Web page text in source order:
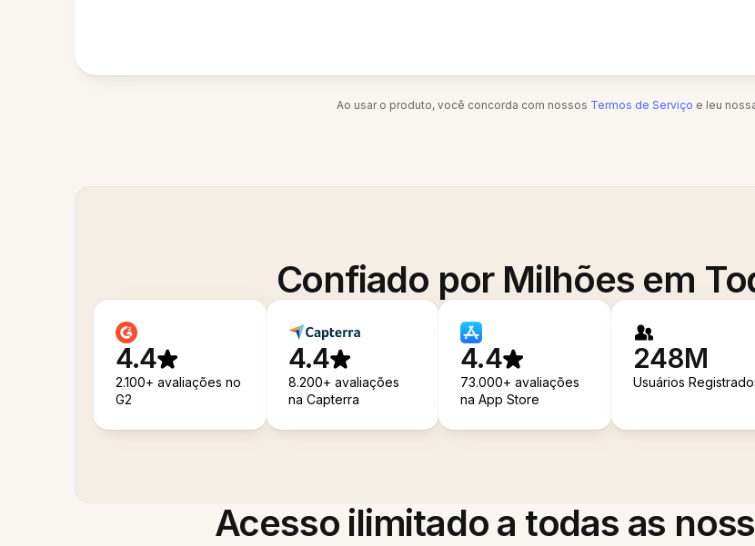
Ao usar o produto, você concorda com nossos Termos de Serviço e leu
Confiado por Milhões em
4.4
2.100+ avaliações no
G2
4.4
8.200+ avaliações
na Capterra
4.4
73.000+ avaliações
na App Store
248M
Usuários
Acesso ilimitado a todas as